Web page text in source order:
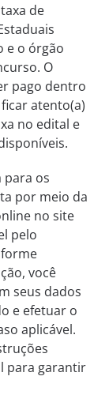
de
e o órgão
O
pago dentro
atento(a)
no edital e
para os
por meio da
no site
pelo
você
seus dados
e efetuar o
aplicável.
para garantir